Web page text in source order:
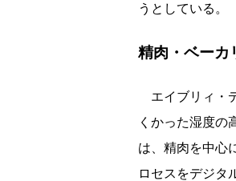
うとしている。
精肉・ベーカ
エイブリィ・
くかった湿度の
は、精肉を中心
ロセスをデジタ